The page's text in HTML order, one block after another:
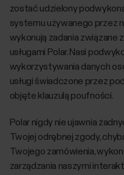
zostać udzielony
systemu używanego przez
wykonują zadania związane
usługami Polar. Nasi
wykorzystywania danych
usługi świadczone przez
objęte klauzulą poufności.
Polar nigdy nie ujawnia
Twojej odrębnej zgody,
Twojego zamówienia,
zarządzania naszymi